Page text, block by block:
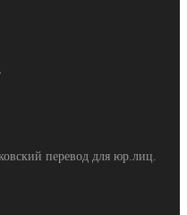
перевод для юр.лиц.